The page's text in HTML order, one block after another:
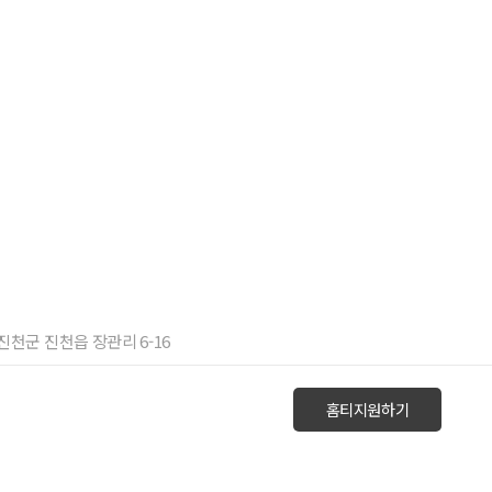
천군 진천읍 장관리 6-16
홈티지원하기